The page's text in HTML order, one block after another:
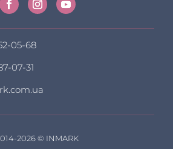
05-68
07-31
2026 © INMARK